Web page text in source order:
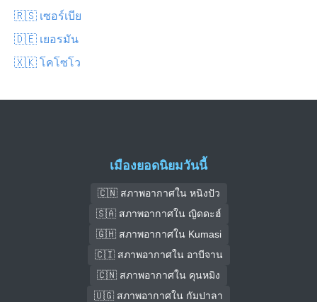
🇷🇸 เซอร์เบีย
🇩🇪 เยอรมัน
🇽🇰 โคโซโว
เมืองยอดนิยมวันนี้
🇨🇳 สภาพอากาศใน หนิงปัว
🇸🇦 สภาพอากาศใน ญิดดะฮ์
🇬🇭 สภาพอากาศใน Kumasi
🇨🇮 สภาพอากาศใน อาบีจาน
🇨🇳 สภาพอากาศใน คุนหมิง
🇺🇬 สภาพอากาศใน กัมปาลา